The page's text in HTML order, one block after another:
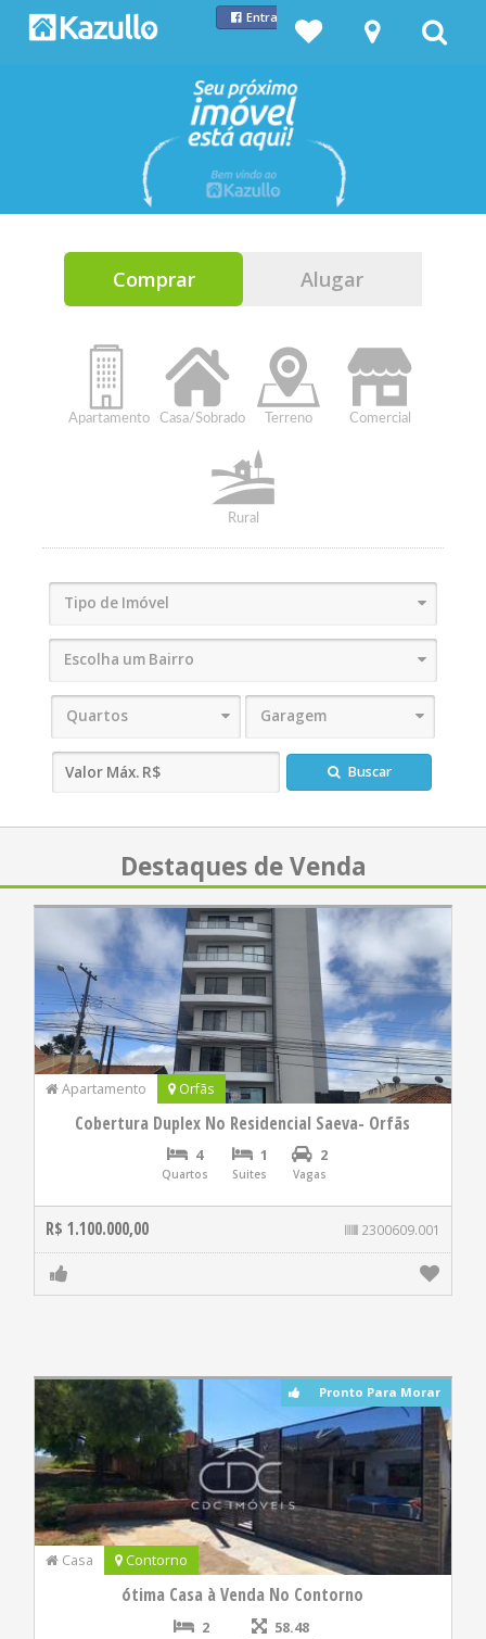
Entrar com Facebook
Comprar Alugar
Apartamento Casa/Sobrado Terreno Comercial
Rural
Tipo de Imóvel
Escolha um Bairro
Quartos Garagem
Buscar
Destaques de Venda
Apartamento Orfãs
Cobertura Duplex No Residencial Saeva- Orfãs
4
Quartos
1
Suites
2
Vagas
R$ 1.100.000,00 2300609.001
Pronto Para Morar
Casa Contorno
ótima Casa à Venda No Contorno
2 58.48